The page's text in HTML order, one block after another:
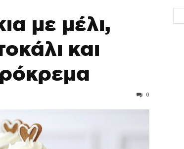
με μέλι,
και
0